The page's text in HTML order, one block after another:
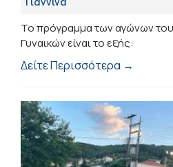
Το πρόγραμμα των αγώνων
Γυναικών είναι το εξής:
Δείτε Περισσότερα →